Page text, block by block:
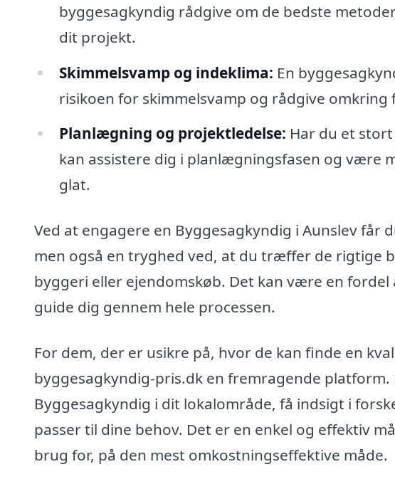
byggesagkyndig rådgive om de bedste
dit projekt.
Skimmelsvamp og indeklima: En
risikoen for skimmelsvamp og rådgive
Planlægning og projektledelse: Har du et
kan assistere dig i planlægningsfasen og være
glat.
Ved at engagere en Byggesagkyndig i Aunslev får
men også en tryghed ved, at du træffer de rigtige
byggeri eller ejendomskøb. Det kan være en
guide dig gennem hele processen.
For dem, der er usikre på, hvor de kan finde en
byggesagkyndig-pris.dk en fremragende
Byggesagkyndig i dit lokalområde, få indsigt i
passer til dine behov. Det er en enkel og effektiv
brug for, på den mest omkostningseffektive måde.